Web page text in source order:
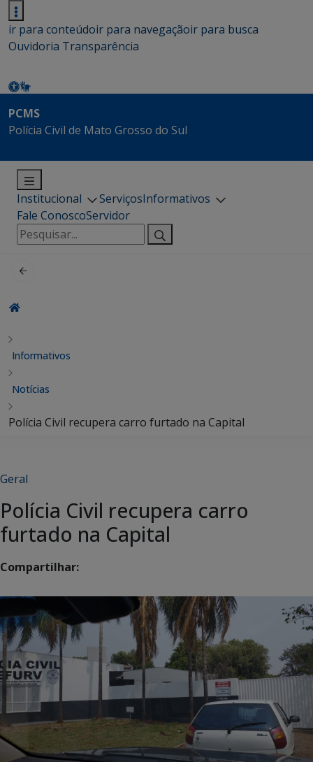
ir para conteúdoir para navegaçãoir para busca
Ouvidoria Transparência
PCMS
Polícia Civil de Mato Grosso do Sul
Institucional ServiçosInformativos
Fale ConoscoServidor
Pesquisar
por:
Informativos
Notícias
Polícia Civil recupera carro furtado na Capital
Geral
Polícia Civil recupera carro
furtado na Capital
Compartilhar: